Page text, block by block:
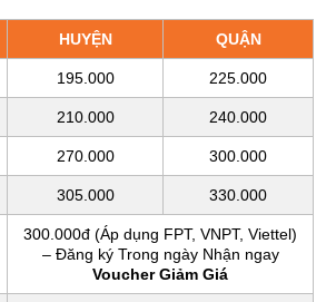
HUYỆN QUẬN
195.000 225.000
210.000 240.000
270.000 300.000
305.000 330.000
300.000đ (Áp dụng FPT, VNPT, Viettel)
– Đăng ký Trong ngày Nhận ngay
Voucher Giảm Giá